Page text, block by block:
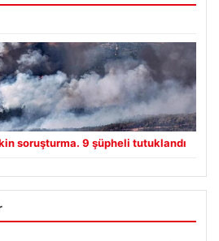
soruşturma. 9 şüpheli tutuklandı